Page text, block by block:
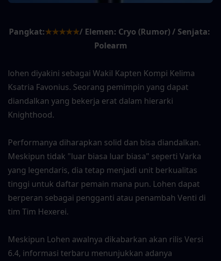
Pangkat:★★★★★/ Elemen: Cryo (Rumor) / Senjata:
Polearm
lohen diyakini sebagai Wakil Kapten Kompi Kelima
Ksatria Favonius. Seorang pemimpin yang dapat
diandalkan yang bekerja erat dalam hierarki
Knighthood.
Performanya diharapkan solid dan bisa diandalkan.
Meskipun tidak "luar biasa luar biasa" seperti Varka
yang legendaris, dia tetap menjadi unit berkualitas
tinggi untuk daftar pemain mana pun. Lohen dapat
berperan sebagai pengganti atau penambah Venti di
tim Tim Hexerei.
Meskipun Lohen awalnya dikabarkan akan rilis Versi
6.4, informasi terbaru menunjukkan adanya